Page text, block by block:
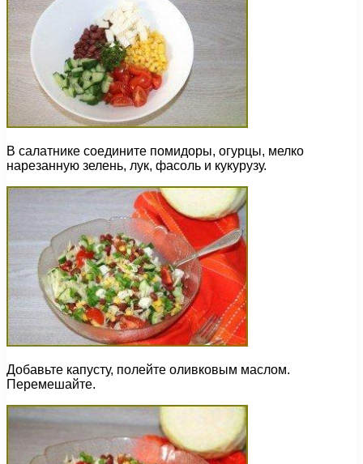
В салатнике соедините помидоры, огурцы, мелко
нарезанную зелень, лук, фасоль и кукурузу.
Добавьте капусту, полейте оливковым маслом.
Перемешайте.